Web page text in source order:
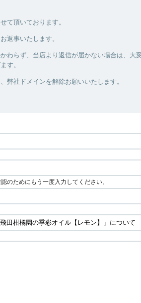
て頂いております。
返事いたします。
わらず、当店より返信が届かない場合は、大
す。
弊社ドメインを解除お願いいたします。
のためにもう一度入力してください。